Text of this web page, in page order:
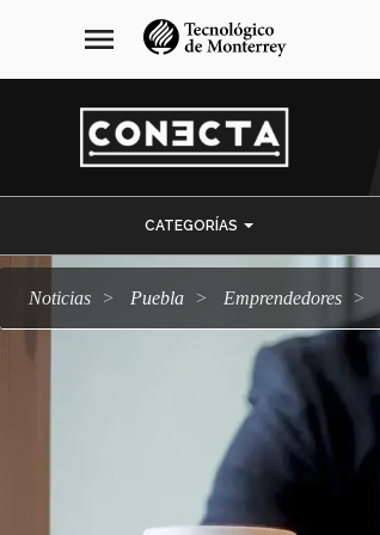
navegación
principal
menu
CATEGORÍAS
Noticias Puebla emprendedores